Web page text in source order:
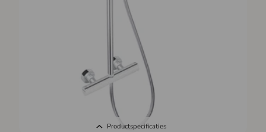
Productspecificaties